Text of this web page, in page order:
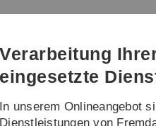
Lehre
Verarbeitung
eingesetzte
In unserem Onlineangebot
Dienstleistungen von